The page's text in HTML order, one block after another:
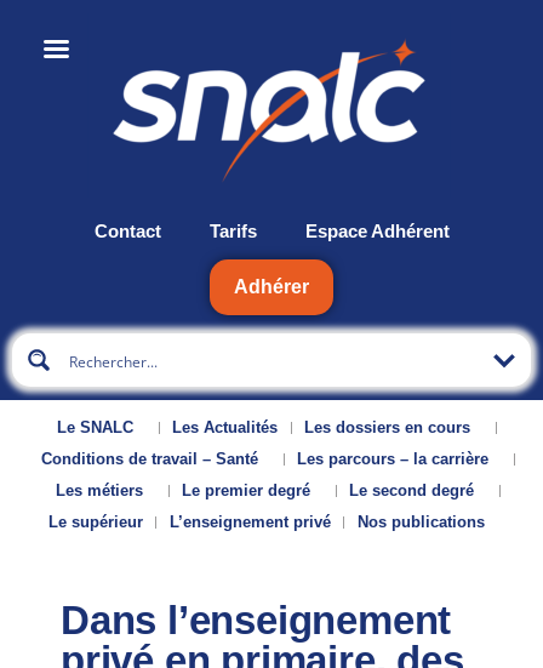
Contact Tarifs Espace Adhérent
Adhérer
Le SNALC Les Actualités
Les dossiers en cours
Conditions de travail – Santé
Les parcours – la carrière
Les métiers
Le premier degré
Le second degré
Le supérieur
L’enseignement privé Nos publications
Dans l’enseignement